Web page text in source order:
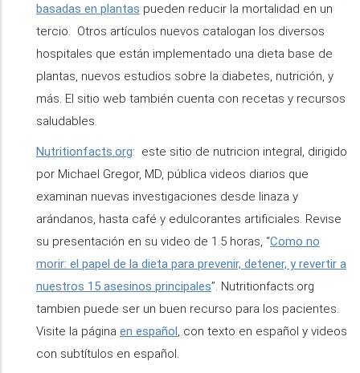
basadas en plantas pueden reducir la mortalidad en un
tercio. Otros artículos nuevos catalogan los diversos
hospitales que están implementado una dieta base de
plantas, nuevos estudios sobre la diabetes, nutrición, y
más. El sitio web también cuenta con recetas y recursos
saludables.
Nutritionfacts.org: este sitio de nutricion integral, dirigido
por Michael Gregor, MD, pública videos diarios que
examinan nuevas investigaciones desde linaza y
arándanos, hasta café y edulcorantes artificiales. Revise
su presentación en su video de 1.5 horas, “Como no
morir: el papel de la dieta para prevenir, detener, y revertir a
nuestros 15 asesinos principales”. Nutritionfacts.org
tambien puede ser un buen recurso para los pacientes.
Visite la página en español, con texto en español y videos
con subtítulos en español.